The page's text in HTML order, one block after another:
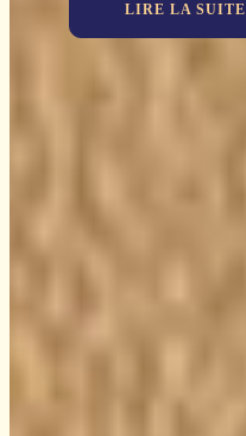
LIRE LA SUITE